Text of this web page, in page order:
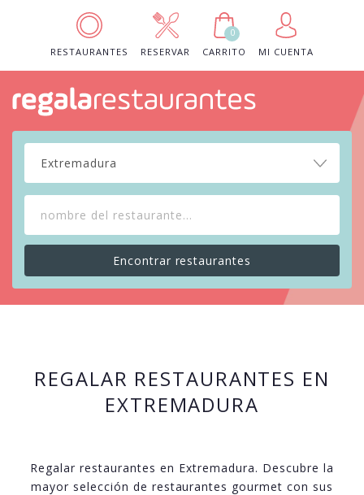
RESTAURANTES RESERVAR
0
CARRITO
MI CUENTA
Extremadura
REGALAR RESTAURANTES EN
EXTREMADURA
Regalar restaurantes en Extremadura. Descubre la
mayor selección de restaurantes gourmet con sus